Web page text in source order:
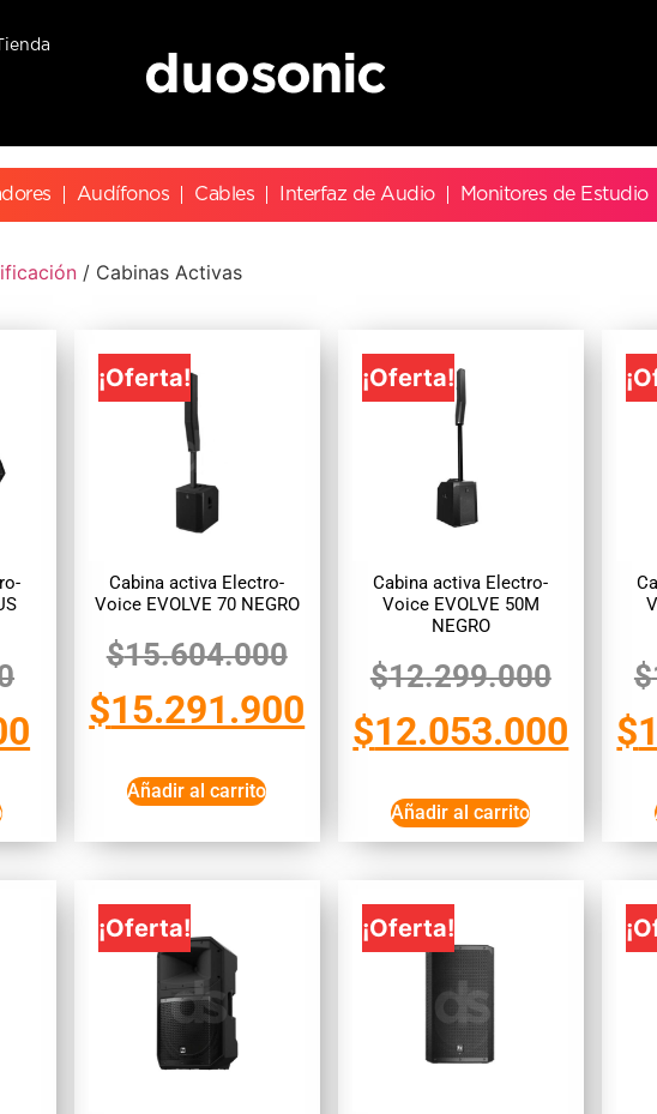
Tienda
Audífonos Cables Interfaz de Audio Monitores de Estudio
/ Cabinas Activas
¡Oferta!
Cabina activa Electro-
Voice EVOLVE 70 NEGRO
$15.604.000
$15.291.900
Añadir al carrito
¡Oferta!
Cabina activa Electro-
Voice EVOLVE 50M
NEGRO
$12.299.000
$12.053.000
Añadir al carrito
$
$
¡Oferta! ¡Oferta!